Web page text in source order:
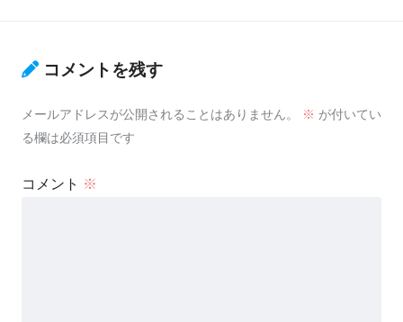
コメントを残す
メールアドレスが公開されることはありません。 ※ が付いてい
る欄は必須項目です
コメント ※